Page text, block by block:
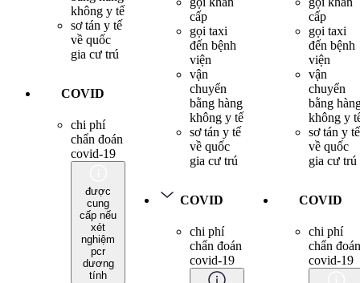
không y tế
sơ tán y tế
về quốc
gia cư trú
COVID
chi phí
chẩn đoán
covid-19
được
cung
cấp nếu
xét
nghiệm
pcr
dương
tính
cấp
gọi taxi
đến bệnh
viện
vận
chuyển
bằng hàng
không y tế
sơ tán y tế
về quốc
gia cư trú
COVID
chi phí
chẩn đoán
covid-19
cấp
gọi taxi
đến bệnh
viện
vận
chuyển
bằng
không y
sơ tán y tế
về quốc
gia cư trú
COVID
chi phí
chẩn đoán
covid-19